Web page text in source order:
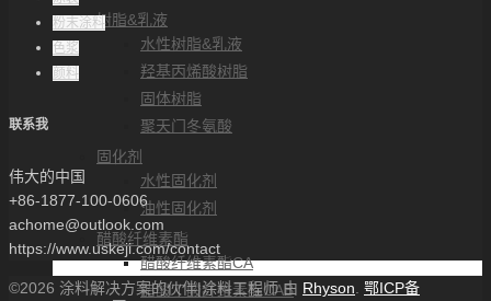
树脂&乳液
水性树脂&乳液
羟基丙烯酸树脂
固体树脂
聚天门冬氨酸
固化剂
水性固化剂
油性固化剂
醋酸纤维素酯
醋酸纤维素酯CA
醋酸丁酸纤维素酯CAB
粉末涂料
色浆
颜料
联系我
伟大的中国
+86-1877-100-0606
achome@outlook.com
https://www.uskeji.com/contact
©2026 涂料解决方案的伙伴|涂料工程师 由 Rhyson 鄂ICP备